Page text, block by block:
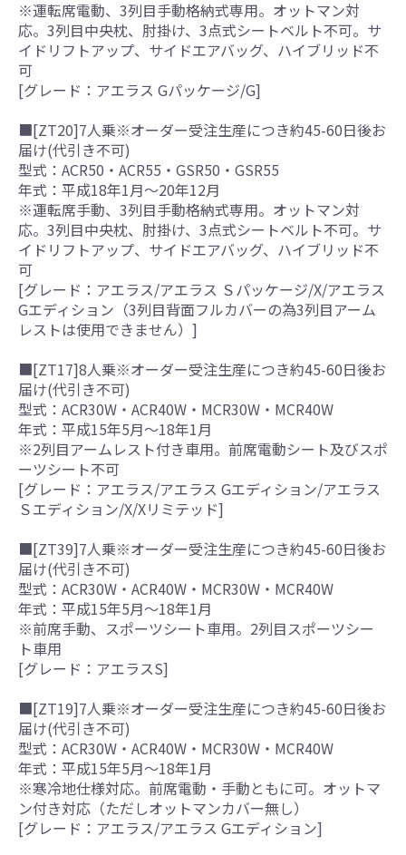
※運転席電動、3列目手動格納式専用。オットマン対
応。3列目中央枕、肘掛け、3点式シートベルト不可。サ
イドリフトアップ、サイドエアバッグ、ハイブリッド不
可
[グレード：アエラス Gパッケージ/G]
■[ZT20]7人乗※オーダー受注生産につき約45-60日後お
届け(代引き不可)
型式：ACR50・ACR55・GSR50・GSR55
年式：平成18年1月～20年12月
※運転席手動、3列目手動格納式専用。オットマン対
応。3列目中央枕、肘掛け、3点式シートベルト不可。サ
イドリフトアップ、サイドエアバッグ、ハイブリッド不
可
[グレード：アエラス/アエラス Ｓパッケージ/X/アエラス
Gエディション（3列目背面フルカバーの為3列目アーム
レストは使用できません）]
■[ZT17]8人乗※オーダー受注生産につき約45-60日後お
届け(代引き不可)
型式：ACR30W・ACR40W・MCR30W・MCR40W
年式：平成15年5月～18年1月
※2列目アームレスト付き車用。前席電動シート及びスポ
ーツシート不可
[グレード：アエラス/アエラス Gエディション/アエラス
Ｓエディション/X/Xリミテッド]
■[ZT39]7人乗※オーダー受注生産につき約45-60日後お
届け(代引き不可)
型式：ACR30W・ACR40W・MCR30W・MCR40W
年式：平成15年5月～18年1月
※前席手動、スポーツシート車用。2列目スポーツシー
ト車用
[グレード：アエラスS]
■[ZT19]7人乗※オーダー受注生産につき約45-60日後お
届け(代引き不可)
型式：ACR30W・ACR40W・MCR30W・MCR40W
年式：平成15年5月～18年1月
※寒冷地仕様対応。前席電動・手動ともに可。オットマ
ン付き対応（ただしオットマンカバー無し）
[グレード：アエラス/アエラス Gエディション]